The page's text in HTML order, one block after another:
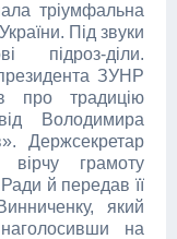
тріумфальна
Під звуки
підроз-діли.
ЗУНР
про традицію
Володимира
Держсекретар
вірчу грамоту
Ради й передав її
який
на